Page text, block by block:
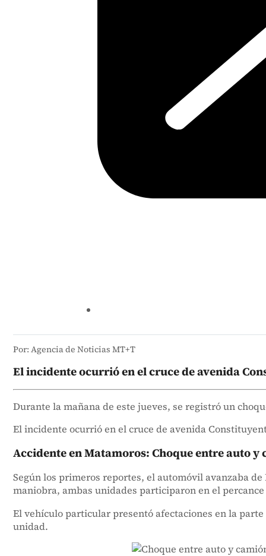
Por: Agencia de Noticias MT+T
El incidente ocurrió en el cruce de avenida
Durante la mañana de este jueves, se registró un
El incidente ocurrió en el cruce de avenida
Accidente en Matamoros: Choque entre auto y
Según los primeros reportes, el automóvil avanzaba
maniobra, ambas unidades participaron en el
El vehículo particular presentó afectaciones en la
unidad.